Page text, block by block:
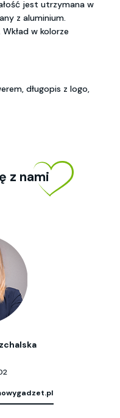
jest utrzymana w
z aluminium.
w kolorze
długopis z logo,
z nami